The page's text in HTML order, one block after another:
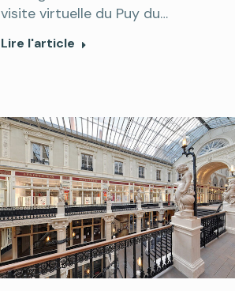
visite virtuelle du Puy du…
Lire l'article